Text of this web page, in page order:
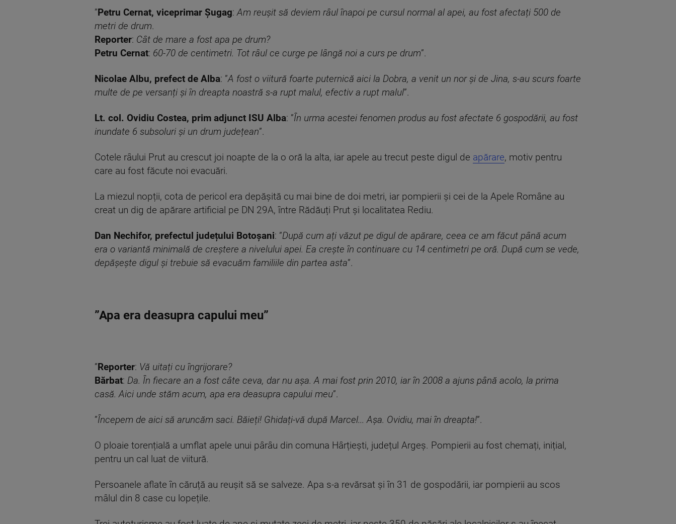
” Petru Cernat, viceprimar Șugag:Am reușit să deviem râul înapoi pe cursul normal al apei, au fost afectați 500 de
metri de drum.
Reporter: Cât de mare a fost apa pe drum?
Petru Cernat: 60-70 de centimetri. Tot râul ce curge pe lângă noi a curs pe drum”.
Nicolae Albu, prefect de Alba: ”A fost o viitură foarte puternică aici la Dobra, a venit un nor și de Jina, s-au scurs foarte
multe de pe versanți și în dreapta noastră s-a rupt malul, efectiv a rupt malul”.
Lt. col. Ovidiu Costea, prim adjunct ISU Alba: ”În urma acestei fenomen produs au fost afectate 6 gospodării, au fost
inundate 6 subsoluri și un drum județean”.
Cotele râului Prut au crescut joi noapte de la o oră la alta, iar apele au trecut peste digul de apărare, motiv pentru
care au fost făcute noi evacuări.
La miezul nopții, cota de pericol era depășită cu mai bine de doi metri, iar pompierii și cei de la Apele Române au
creat un dig de apărare artificial pe DN 29A, între Rădăuți Prut și localitatea Rediu.
Dan Nechifor, prefectul județului Botoșani: ”După cum ați văzut pe digul de apărare, ceea ce am făcut până acum
era o variantă minimală de creștere a nivelului apei. Ea crește în continuare cu 14 centimetri pe oră. După cum se vede,
depășește digul și trebuie să evacuăm familiile din partea asta”.
”Apa era deasupra capului meu”
” Reporter: Vă uitați cu îngrijorare?
Bărbat: Da. În fiecare an a fost câte ceva, dar nu așa. A mai fost prin 2010, iar în 2008 a ajuns până acolo, la prima
casă. Aici unde stăm acum, apa era deasupra capului meu”.
”Începem de aici să aruncăm saci. Băieți! Ghidați-vă după Marcel... Așa. Ovidiu, mai în dreapta!”.
O ploaie torențială a umflat apele unui pârâu din comuna Hârțiești, județul Argeș. Pompierii au fost chemați, inițial,
pentru un cal luat de viitură.
Persoanele aflate în căruță au reușit să se salveze. Apa s-a revărsat și în 31 de gospodării, iar pompierii au scos
mâlul din 8 case cu lopețile.